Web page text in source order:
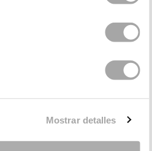
Mostrar detalles